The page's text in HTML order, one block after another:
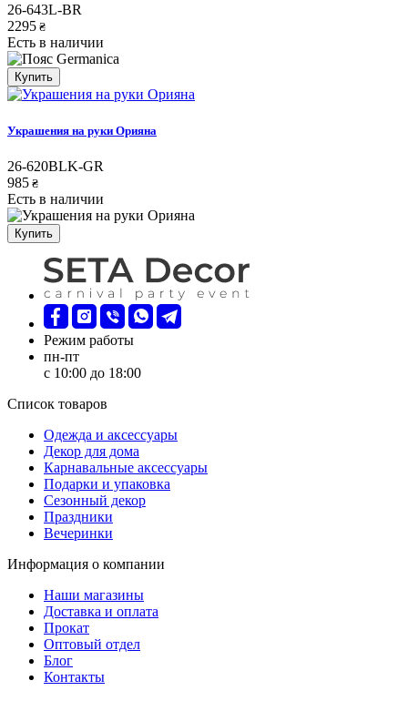
26-643L-BR
2295 ₴
Есть в наличии
Купить
Украшения на руки Орияна
26-620BLK-GR
985 ₴
Есть в наличии
Купить
Режим работы
пн-пт
с 10:00 до 18:00
Список товаров
Oдежда и аксессуары
Декор для дома
Карнавальные аксессуары
Подарки и упаковка
Сезонный декор
Праздники
Вечеринки
Информация о компании
Наши магазины
Доставка и оплата
Прокат
Оптовый отдел
Блог
Контакты